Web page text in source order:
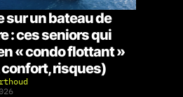
sur un bateau de
: ces seniors qui
« condo flottant »
risques)